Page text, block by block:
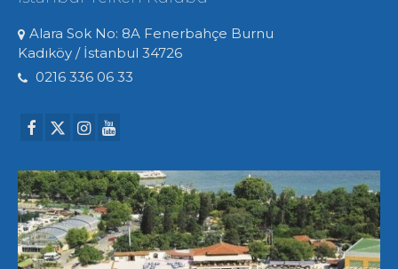
Alara Sok No: 8A Fenerbahçe Burnu
Kadıköy / İstanbul 34726
0216 336 06 33